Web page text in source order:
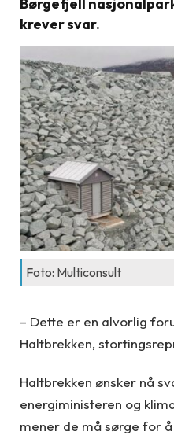
krever svar.
Foto: Multiconsult
– Dette er en alvorlig
Haltbrekken,
Haltbrekken ønsker nå
energiministeren og
mener de må sørge for